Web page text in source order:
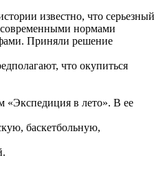
известно, что серьезный
современными нормами
Приняли решение
что окупиться
«Экспедиция в лето». В ее
баскетбольную,